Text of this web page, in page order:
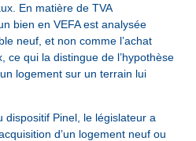
En matière de TVA
bien en VEFA est analysée
neuf, et non comme l’achat
ce qui la distingue de l’hypothèse
logement sur un terrain lui
dispositif Pinel, le législateur a
d’un logement neuf ou